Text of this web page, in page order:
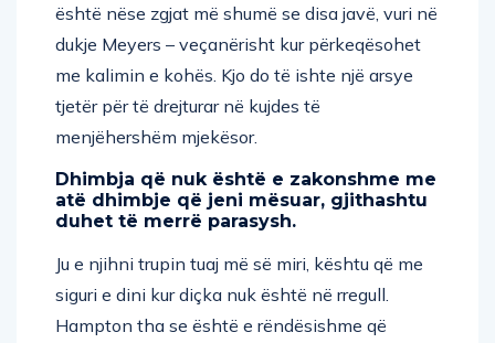
është nëse zgjat më shumë se disa javë, vuri në
dukje Meyers – veçanërisht kur përkeqësohet
me kalimin e kohës. Kjo do të ishte një arsye
tjetër për të drejturar në kujdes të
menjëhershëm mjekësor.
Dhimbja që nuk është e zakonshme me
atë dhimbje që jeni mësuar, gjithashtu
duhet të merrë parasysh.
Ju e njihni trupin tuaj më së miri, kështu që me
siguri e dini kur diçka nuk është në rregull.
Hampton tha se është e rëndësishme që